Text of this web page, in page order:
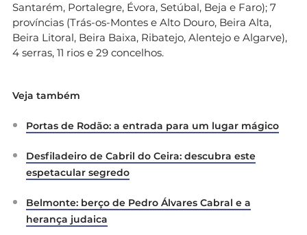
Santarém, Portalegre, Évora, Setúbal, Beja e Faro); 7
províncias (Trás-os-Montes e Alto Douro, Beira Alta,
Beira Litoral, Beira Baixa, Ribatejo, Alentejo e Algarve),
4 serras, 11 rios e 29 concelhos.
Veja também
Portas de Rodão: a entrada para um lugar mágico
Desfiladeiro de Cabril do Ceira: descubra este
espetacular segredo
Belmonte: berço de Pedro Álvares Cabral e a
herança judaica